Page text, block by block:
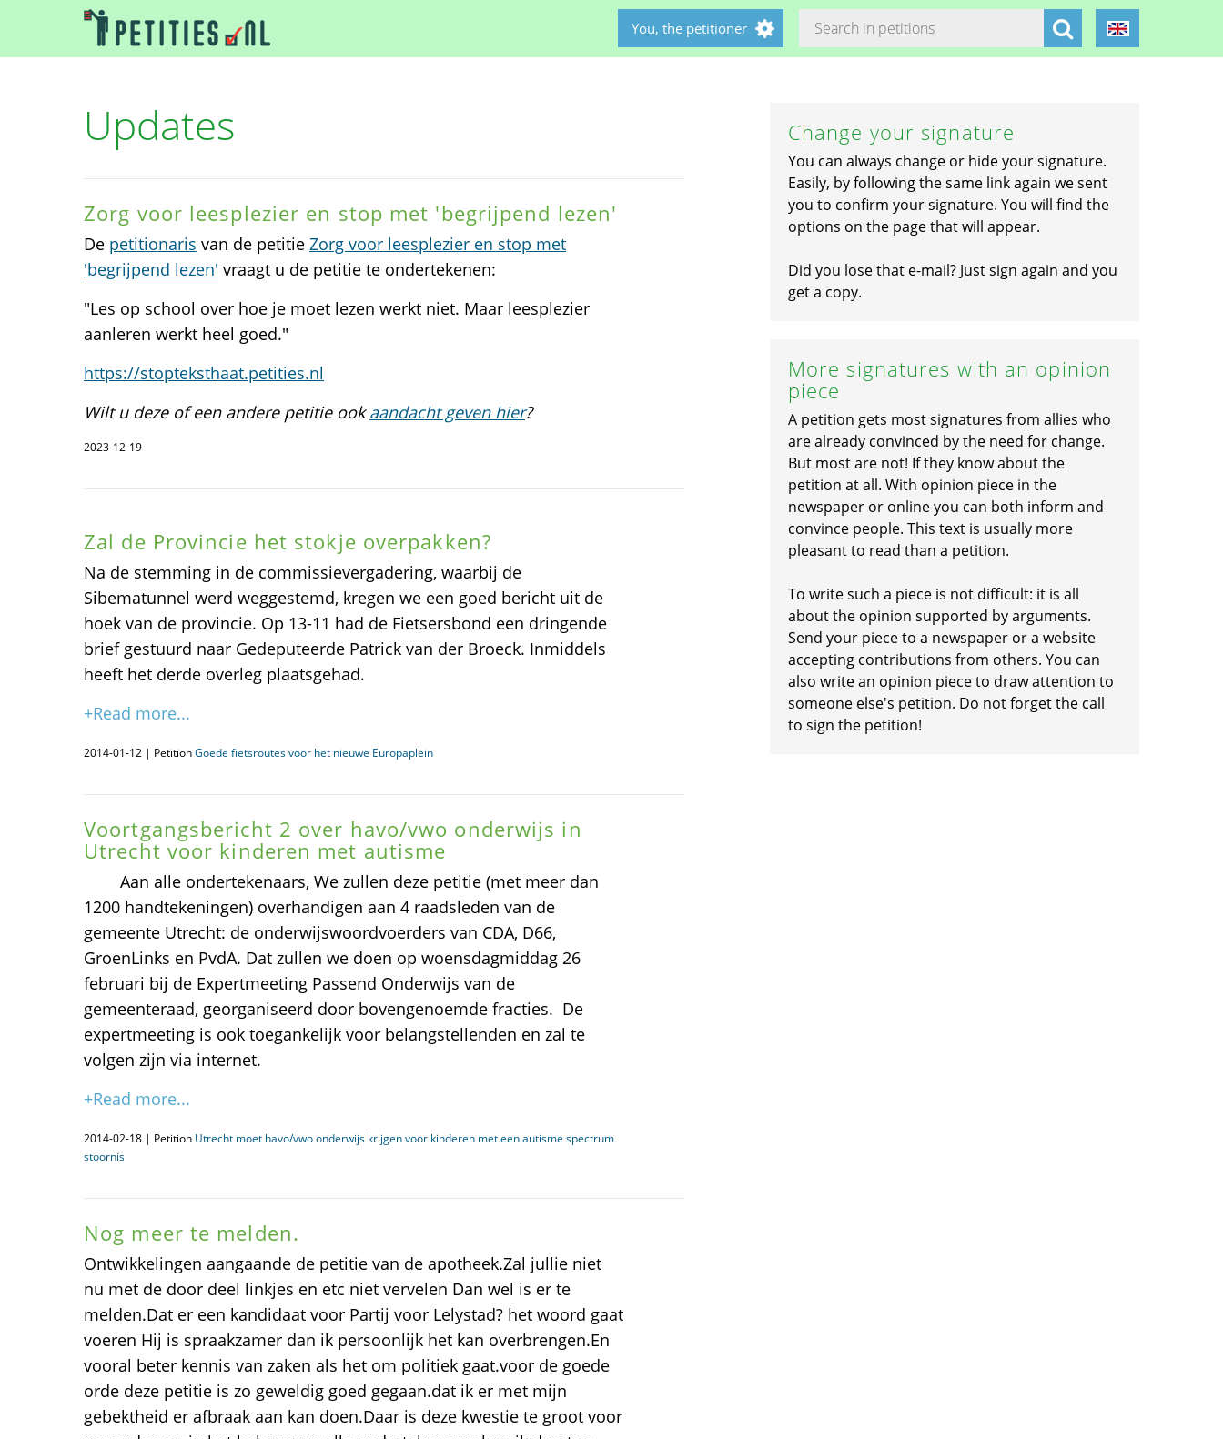
You, the petitioner
Updates
Zorg voor leesplezier en stop met 'begrijpend lezen'
De petitionaris van de petitie Zorg voor leesplezier en stop met
'begrijpend lezen' vraagt u de petitie te ondertekenen:
"Les op school over hoe je moet lezen werkt niet. Maar leesplezier
aanleren werkt heel goed."
https://stopteksthaat.petities.nl
Wilt u deze of een andere petitie ookaandacht geven hier?
2023-12-19
Zal de Provincie het stokje overpakken?
Na de stemming in de commissievergadering, waarbij de
Sibematunnel werd weggestemd, kregen we een goed bericht uit de
hoek van de provincie. Op 13-11 had de Fietsersbond een dringende
brief gestuurd naar Gedeputeerde Patrick van der Broeck. Inmiddels
heeft het derde overleg plaatsgehad.
+Read more...
2014-01-12 | PetitionGoede fietsroutes voor het nieuwe Europaplein
Voortgangsbericht 2 over havo/vwo onderwijs in
Utrecht voor kinderen met autisme
Aan alle ondertekenaars, We zullen deze petitie (met meer dan
1200 handtekeningen) overhandigen aan 4 raadsleden van de
gemeente Utrecht: de onderwijswoordvoerders van CDA, D66,
GroenLinks en PvdA. Dat zullen we doen op woensdagmiddag 26
februari bij de Expertmeeting Passend Onderwijs van de
gemeenteraad, georganiseerd door bovengenoemde fracties. De
expertmeeting is ook toegankelijk voor belangstellenden en zal te
volgen zijn via internet.
+Read more...
2014-02-18 | Petition Utrecht moet havo/vwo onderwijs krijgen voor kinderen met een autisme spectrum
stoornis
Nog meer te melden.
Ontwikkelingen aangaande de petitie van de apotheek.Zal jullie niet
nu met de door deel linkjes en etc niet vervelen Dan wel is er te
melden.Dat er een kandidaat voor Partij voor Lelystad? het woord gaat
voeren Hij is spraakzamer dan ik persoonlijk het kan overbrengen.En
vooral beter kennis van zaken als het om politiek gaat.voor de goede
orde deze petitie is zo geweldig goed gegaan.dat ik er met mijn
gebektheid er afbraak aan kan doen.Daar is deze kwestie te groot voor
Change your signature
You can always change or hide your signature.
Easily, by following the same link again we sent
you to confirm your signature. You will find the
options on the page that will appear.
Did you lose that e-mail? Just sign again and you
get a copy.
More signatures with an opinion
piece
A petition gets most signatures from allies who
are already convinced by the need for change.
But most are not! If they know about the
petition at all. With opinion piece in the
newspaper or online you can both inform and
convince people. This text is usually more
pleasant to read than a petition.
To write such a piece is not difficult: it is all
about the opinion supported by arguments.
Send your piece to a newspaper or a website
accepting contributions from others. You can
also write an opinion piece to draw attention to
someone else's petition. Do not forget the call
to sign the petition!